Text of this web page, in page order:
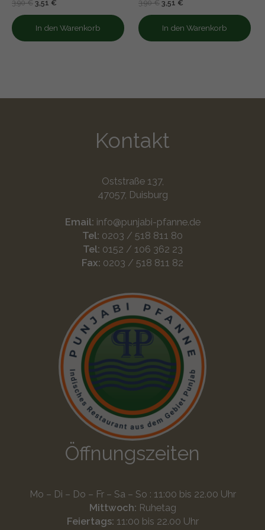
mit
von
5
3,90€ 3,51 €
In den Warenkorb
mit
von
5
3,90€ 3,51 €
In den Warenkorb
Kontakt
Oststraße 137,
47057, Duisburg
Email: info@punjabi-pfanne.de
Tel: 0203 / 518 811 80
Tel: 0152 / 106 362 23
Fax: 0203 / 518 811 82
Öffnungszeiten
Mo – Di – Do – Fr – Sa – So : 11:00 bis 22.00 Uhr
Mittwoch: Ruhetag
Feiertags: 11:00 bis 22.00 Uhr